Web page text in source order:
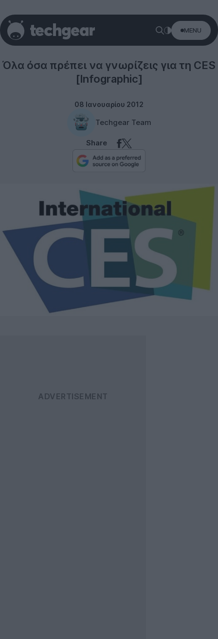
MENU
Technology
Όλα όσα πρέπει να γνωρίζεις για τη CES
[Infographic]
08 Ιανουαρίου 2012
Techgear Team
Share